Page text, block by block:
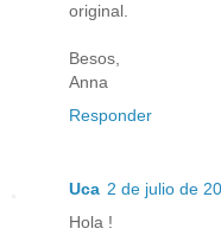
original.
Besos,
Anna
Responder
Uca 2 de julio de
Hola !